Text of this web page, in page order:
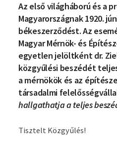
Az első világháború és a
Magyarországnak 1920.
békeszerződést. Az
Magyar Mérnök- és
egyetlen jelöltként dr.
közgyűlési beszédét
a mérnökök és az
társadalmi
hallgathatja a teljes
Tisztelt Közgyűlés!